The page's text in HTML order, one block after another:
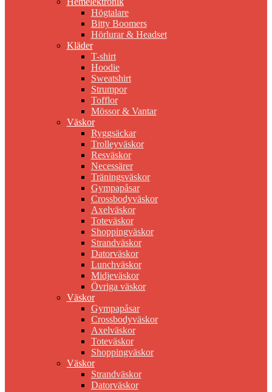
Högtalare
Bitty Boomers
Hörlurar & Headset
Kläder
T-shirt
Hoodie
Sweatshirt
Strumpor
Tofflor
Mössor & Vantar
Väskor
Ryggsäckar
Trolleyväskor
Resväskor
Necessärer
Träningsväskor
Gympapåsar
Crossbodyväskor
Axelväskor
Toteväskor
Shoppingväskor
Strandväskor
Datorväskor
Lunchväskor
Midjeväskor
Övriga väskor
Väskor
Gympapåsar
Crossbodyväskor
Axelväskor
Toteväskor
Shoppingväskor
Väskor
Strandväskor
Datorväskor